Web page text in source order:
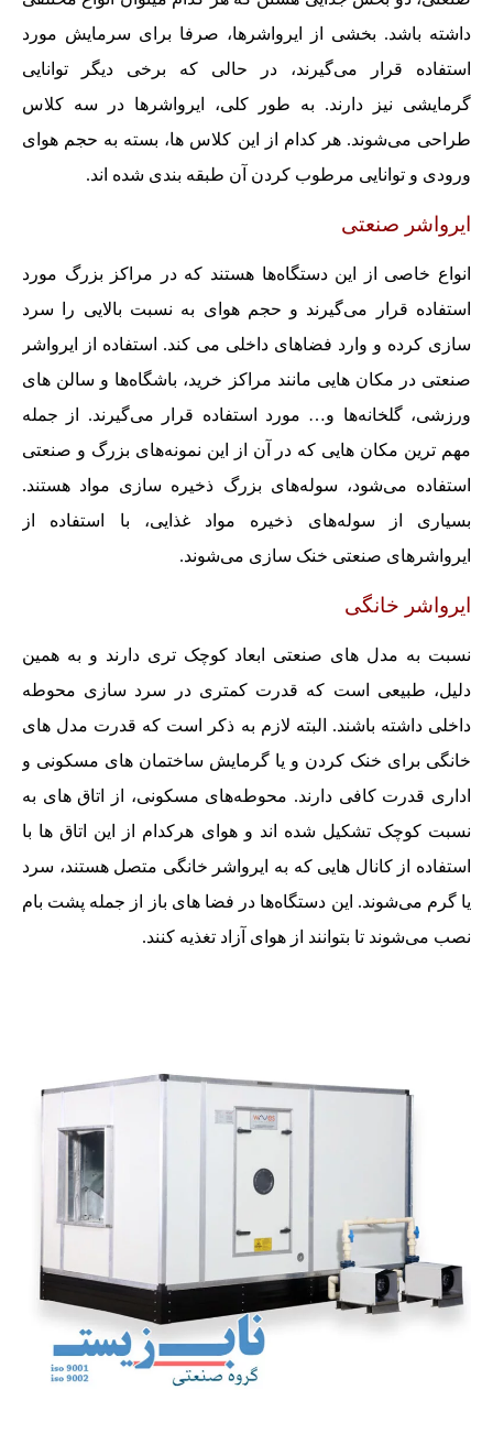
داشته باشد. بخشی از ایرواشرها، صرفا برای سرمایش مورد
استفاده قرار می‌گیرند، در حالی که برخی دیگر توانایی
گرمایشی نیز دارند. به طور کلی، ایرواشرها در سه کلاس
طراحی می‌شوند. هر کدام از این کلاس ها، بسته به حجم هوای
ورودی و توانایی مرطوب کردن آن طبقه بندی شده اند.
ایرواشر صنعتی
انواع خاصی از این دستگاه‌ها هستند که در مراکز بزرگ مورد
استفاده قرار می‌گیرند و حجم هوای به نسبت بالایی را سرد
سازی کرده و وارد فضاهای داخلی می کند. استفاده از ایرواشر
صنعتی در مکان هایی مانند مراکز خرید، باشگاه‌ها و سالن های
ورزشی، گلخانه‌ها و… مورد استفاده قرار می‌گیرند. از جمله
مهم ترین مکان هایی که در آن از این نمونه‌های بزرگ و صنعتی
استفاده می‌شود، سوله‌های بزرگ ذخیره سازی مواد هستند.
بسیاری از سوله‌های ذخیره مواد غذایی، با استفاده از
ایرواشرهای صنعتی خنک سازی می‌شوند.
ایرواشر خانگی
نسبت به مدل های صنعتی ابعاد کوچک تری دارند و به همین
دلیل، طبیعی است که قدرت کمتری در سرد سازی محوطه
داخلی داشته باشند. البته لازم به ذکر است که قدرت مدل های
خانگی برای خنک کردن و یا گرمایش ساختمان های مسکونی و
اداری قدرت کافی دارند. محوطه‌های مسکونی، از اتاق های به
نسبت کوچک تشکیل شده اند و هوای هرکدام از این اتاق ها با
استفاده از کانال هایی که به ایرواشر خانگی متصل هستند، سرد
یا گرم می‌شوند. این دستگاه‌ها در فضا های باز از جمله پشت بام
نصب می‌شوند تا بتوانند از هوای آزاد تغذیه کنند.